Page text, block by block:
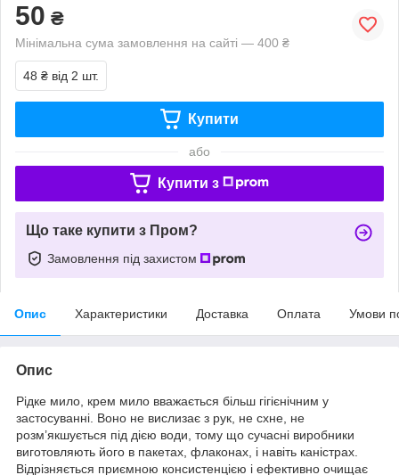
50 ₴
Мінімальна сума замовлення на сайті — 400 ₴
48 ₴ від 2 шт.
Купити
або
Купити з
Що таке купити з Пром?
Замовлення під захистом
Опис Характеристики Доставка Оплата Умови
Опис
Рідке мило, крем мило вважається більш гігієнічним у
застосуванні. Воно не вислизає з рук, не схне, не
розм’якшується під дією води, тому що сучасні виробники
виготовляють його в пакетах, флаконах, і навіть каністрах.
Відрізняється приємною консистенцією і ефективно очищає